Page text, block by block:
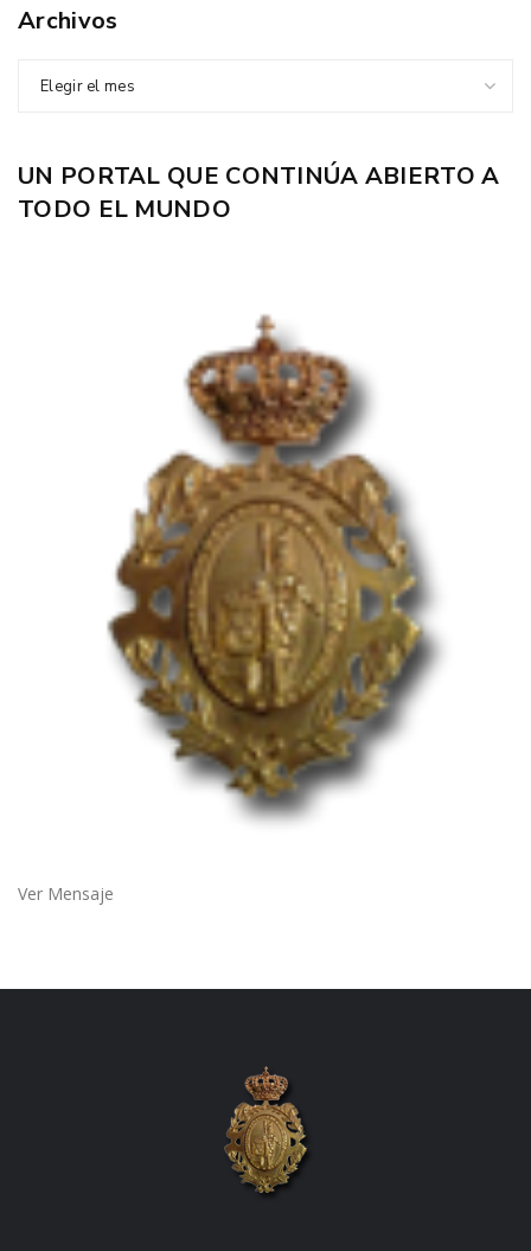
Archivos
Elegir el mes
UN PORTAL QUE CONTINÚA ABIERTO A
TODO EL MUNDO
Ver Mensaje